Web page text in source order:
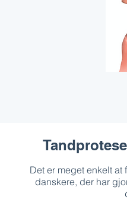
Det er meget enkelt
danskere, der har